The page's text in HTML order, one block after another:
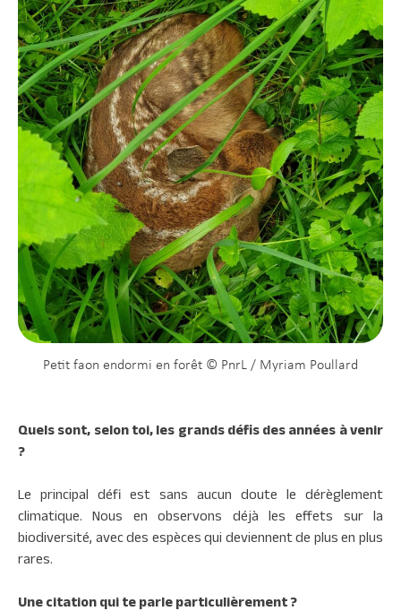
Petit faon endormi en forêt © PnrL / Myriam Poullard
Quels sont, selon toi, les grands défis des années à venir
?
Le principal défi est sans aucun doute le dérèglement
climatique. Nous en observons déjà les effets sur la
biodiversité, avec des espèces qui deviennent de plus en plus
rares.
Une citation qui te parle particulièrement ?